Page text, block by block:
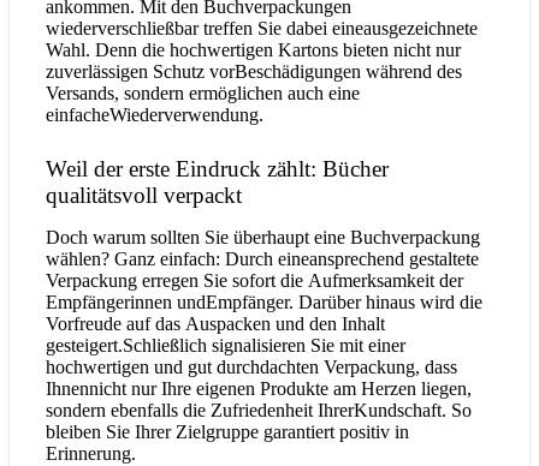
ankommen. Mit den Buchverpackungen
wiederverschließbar treffen Sie dabei eineausgezeichnete
Wahl. Denn die hochwertigen Kartons bieten nicht nur
zuverlässigen Schutz vorBeschädigungen während des
Versands, sondern ermöglichen auch eine
einfacheWiederverwendung.
Weil der erste Eindruck zählt: Bücher
qualitätsvoll verpackt
Doch warum sollten Sie überhaupt eine Buchverpackung
wählen? Ganz einfach: Durch eineansprechend gestaltete
Verpackung erregen Sie sofort die Aufmerksamkeit der
Empfängerinnen undEmpfänger. Darüber hinaus wird die
Vorfreude auf das Auspacken und den Inhalt
gesteigert.Schließlich signalisieren Sie mit einer
hochwertigen und gut durchdachten Verpackung, dass
Ihnennicht nur Ihre eigenen Produkte am Herzen liegen,
sondern ebenfalls die Zufriedenheit IhrerKundschaft. So
bleiben Sie Ihrer Zielgruppe garantiert positiv in
Erinnerung.